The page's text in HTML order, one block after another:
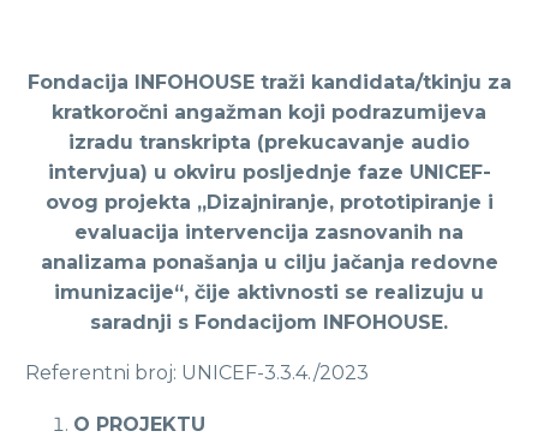
Fondacija INFOHOUSE traži kandidata/tkinju za
kratkoročni angažman koji podrazumijeva
izradu transkripta (prekucavanje audio
intervjua) u okviru posljednje faze UNICEF-
ovog projekta „Dizajniranje, prototipiranje i
evaluacija intervencija zasnovanih na
analizama ponašanja u cilju jačanja redovne
imunizacije“, čije aktivnosti se realizuju u
saradnji s Fondacijom INFOHOUSE.
Referentni broj: UNICEF-3.3.4./2023
O PROJEKTU